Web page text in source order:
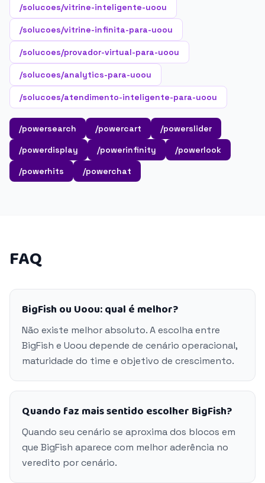
/solucoes/vitrine-inteligente-uoou
/solucoes/vitrine-infinita-para-uoou
/solucoes/provador-virtual-para-uoou
/solucoes/analytics-para-uoou
/solucoes/atendimento-inteligente-para-uoou
/powersearch /powercart
/powerslider
/powerdisplay
/powerinfinity
/powerlook
/powerhits
/powerchat
FAQ
BigFish ou Uoou: qual é melhor?
Não existe melhor absoluto. A escolha entre
BigFish e Uoou depende de cenário operacional,
maturidade do time e objetivo de crescimento.
Quando faz mais sentido escolher BigFish?
Quando seu cenário se aproxima dos blocos em
que BigFish aparece com melhor aderência no
veredito por cenário.